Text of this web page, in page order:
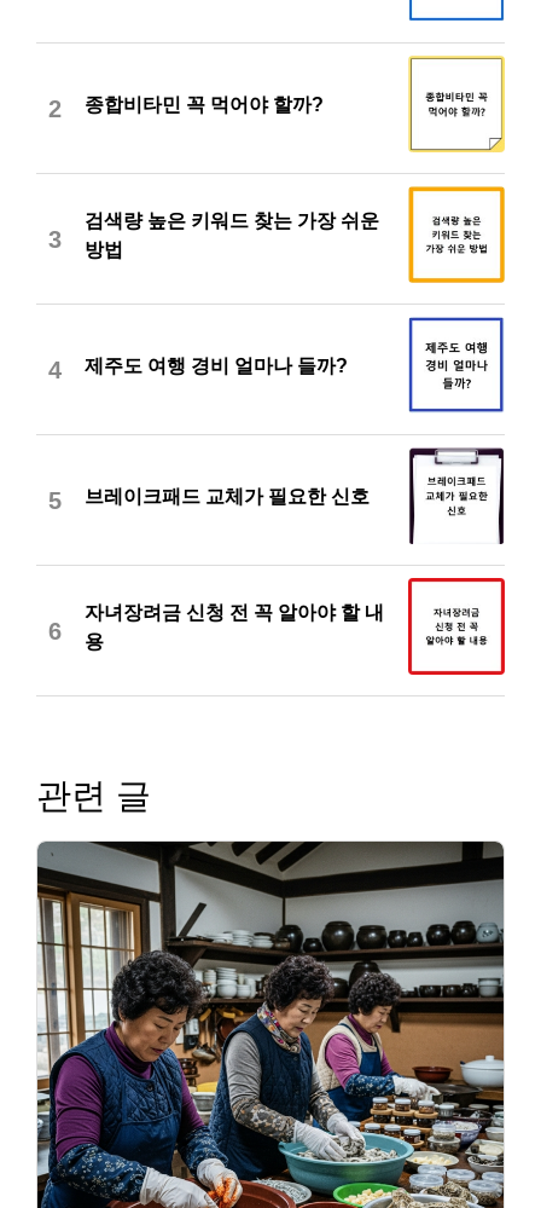
2 종합비타민 꼭 먹어야 할까?
3
검색량 높은 키워드 찾는 가장 쉬운
방법
4 제주도 여행 경비 얼마나 들까?
5 브레이크패드 교체가 필요한 신호
6
자녀장려금 신청 전 꼭 알아야 할 내
용
관련 글